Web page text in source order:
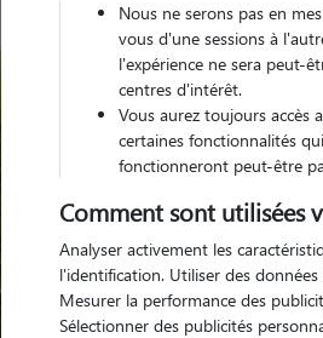
Nous ne serons pas en
vous d'une sessions à
l'expérience ne sera peut-
centres d'intérêt.
Vous aurez toujours accès
certaines fonctionnalités
fonctionneront peut-être
Comment sont utilisées
Analyser activement les
l'identification. Utiliser des
Mesurer la performance des
Sélectionner des publicités